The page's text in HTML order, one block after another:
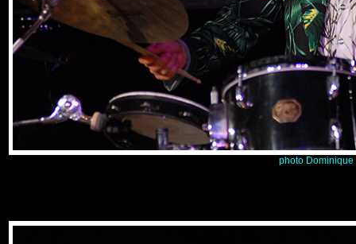
photo Dominique